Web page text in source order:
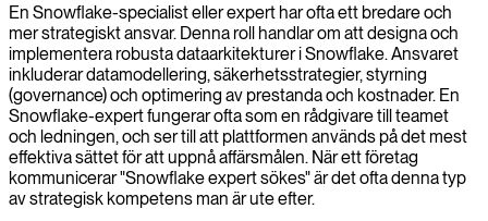
En Snowflake-specialist eller expert har ofta ett bredare och
mer strategiskt ansvar. Denna roll handlar om att designa och
implementera robusta dataarkitekturer i Snowflake. Ansvaret
inkluderar datamodellering, säkerhetsstrategier, styrning
(governance) och optimering av prestanda och kostnader. En
Snowflake-expert fungerar ofta som en rådgivare till teamet
och ledningen, och ser till att plattformen används på det mest
effektiva sättet för att uppnå affärsmålen. När ett företag
kommunicerar "Snowflake expert sökes" är det ofta denna typ
av strategisk kompetens man är ute efter.